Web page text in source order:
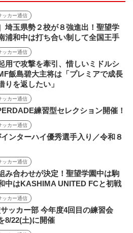
ッカー通信
埼玉県勢２校が８強進出！聖望学
浦和中は打ち合い制して全国王手
ッカー通信
用で攻撃を牽引、惜しいミドルシ
飯島碧大主将は「プレミアで成長
りを返したい」
ッカー通信
練習型セレクション開催！
ッカー通信
ンターハイ優秀選手入り／令和８
ッカー通信
み合わせが決定！聖望学園中は駒
中はKASHIMA UNITED FCと初戦
ッカー通信
ッカー部 今年度4回目の練習会
8/22(土)に開催